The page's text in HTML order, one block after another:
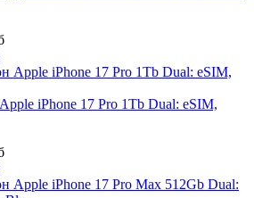
iPhone 17 Pro 1Tb Dual: eSIM,